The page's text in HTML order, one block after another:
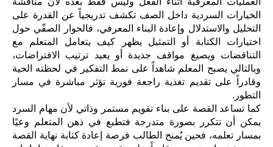
الخيارات السردية داخل الصف تكشف تدريجياً عن القدرة على
التحليل والاستدلال وإعادة البناء المعرفي، فالحوار الصفّي حول
اختيارات الكتابة أو التمثيل يظهر كيف يتعامل المتعلم مع
التناقضات ويصيغ مواقف جديدة أو يعيد ترتيب الافتراضات،
وبالتالي يصبح المعلم شاهداً على نمط التفكير في لحظته الحية
وقادراً على تقديم تغذية راجعة فورية تؤثر مباشرة في مسار
التطور.
كما تساعد القصة على بناء تقويم مستمر وذاتي لأن مهام السرد
يمكن أن تتكرر بصورة متدرجة فتطبع في ذهن المتعلم وعيًا
بمسار تعلمه، فحين يُمنح الطالب فرصة إعادة كتابة نهاية القصة